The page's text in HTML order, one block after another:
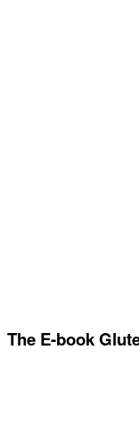
The E-book